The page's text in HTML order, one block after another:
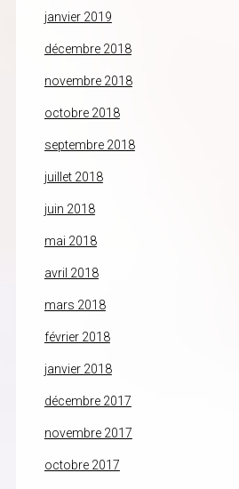
janvier 2019
décembre 2018
novembre 2018
octobre 2018
septembre 2018
juillet 2018
juin 2018
mai 2018
avril 2018
mars 2018
février 2018
janvier 2018
décembre 2017
novembre 2017
octobre 2017